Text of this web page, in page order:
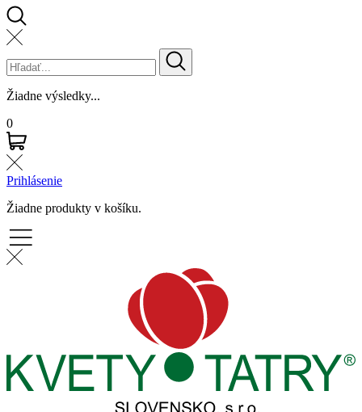
Žiadne výsledky...
0
Prihlásenie
Žiadne produkty v košíku.